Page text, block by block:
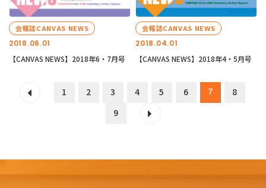
2018.06.01
会報誌CANVAS NEWS
【CANVAS NEWS】2018年6・7月号
2018.04.01
会報誌CANVAS NEWS
【CANVAS NEWS】2018年4・5月号
1 2 3 4 5 6 7
8
9